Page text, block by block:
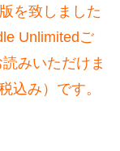
を致しました
Unlimitedご
みいただけま
込み）です。